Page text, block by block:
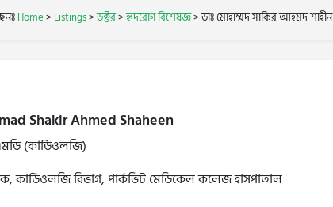
Home> Listings>ডক্টর>হৃদরোগ বিশেষজ্ঞ>ডাঃ মোহাম্মদ সাকির আহমদ শাহীন
Shakir Ahmed Shaheen
(কার্ডিওলজি)
কার্ডিওলজি বিভাগ, পার্কভিট মেডিকেল কলেজ হাসপাতাল